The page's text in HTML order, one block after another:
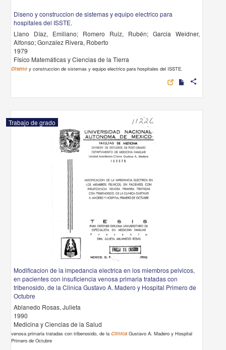
Diseno y construccion de sistemas y equipo electrico para
hospitales del ISSTE.
Llano Díaz, Emiliano; Romero Ruiz, Rubén; Garcia Weidner,
Alfonso; Gonzalez Rivera, Roberto
1979
Físico Matemáticas y Ciencias de la Tierra
Diseno y construccion de sistemas y equipo electrico para hospitales del ISSTE.
share
Trabajo de grado
Modificacion de la impedancia electrica en los miembros pelvicos,
en pacientes con insuficiencia venosa primaria tratadas con
tribenosido, de la Clinica Gustavo A. Madero y Hospital Primero de
Octubre
Ablanedo Rosas, Julieta
1990
Medicina y Ciencias de la Salud
venosa primaria tratadas con tribenosido, de laClinica Gustavo A. Madero y Hospital
Primero de Octubre